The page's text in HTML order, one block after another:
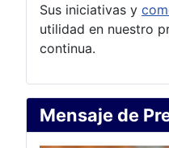
Mensaje de
Sus iniciativas y
utilidad en nuestro
continua.